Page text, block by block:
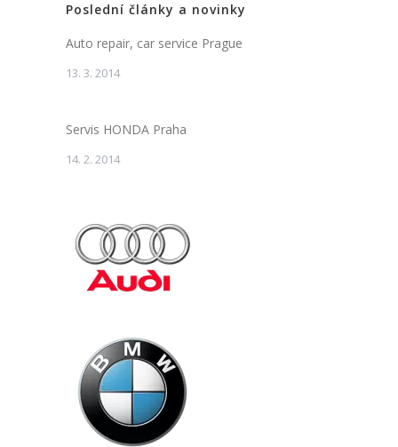
Poslední články a novinky
Auto repair, car service Prague
13. 3. 2014
Servis HONDA Praha
14. 2. 2014